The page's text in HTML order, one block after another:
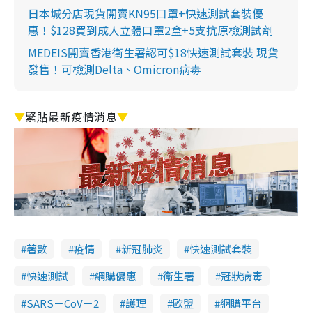
日本城分店現貨開賣KN95口罩+快速測試套裝優
惠！$128買到成人立體口罩2盒+5支抗原檢測試劑
MEDEIS開賣香港衛生署認可$18快速測試套裝 現貨
發售！可檢測Delta、Omicron病毒
▼緊貼最新疫情消息▼
著數 疫情 新冠肺炎
快速測試套裝
快速測試
網購優惠 衞生署
冠狀病毒
SARS－CoV－2
護理 歐盟 網購平台